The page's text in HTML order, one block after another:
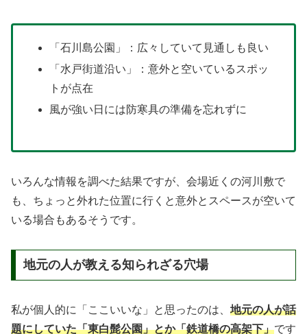
「石川島公園」：広々していて見通しも良い
「水戸街道沿い」：意外と空いているスポッ
トが点在
風が強い日には防寒具の準備を忘れずに
いろんな情報を調べた結果ですが、会場近くの河川敷で
も、ちょっと外れた位置に行くと意外とスペースが空いて
いる場合もあるそうです。
地元の人が教える知られざる穴場
私が個人的に「ここいいな」と思ったのは、 地元の人が話
題にしていた「東白髭公園」とか「鉄道橋の高架下」です